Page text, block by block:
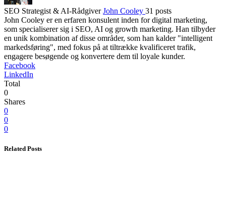
SEO Strategist & AI-RådgiverJohn Cooley 31 posts
John Cooley er en erfaren konsulent inden for digital marketing,
som specialiserer sig i SEO, AI og growth marketing. Han tilbyder
en unik kombination af disse områder, som han kalder "intelligent
markedsføring", med fokus på at tiltrække kvalificeret trafik,
engagere besøgende og konvertere dem til loyale kunder.
Facebook
LinkedIn
Total
0
Shares
0
0
0
Related Posts